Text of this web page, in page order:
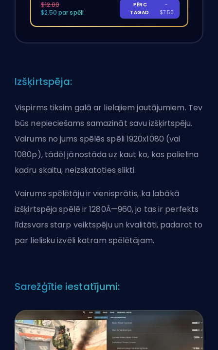
$12.00
$2.50 par spēli
PĒRC
TAGAD
-
$7.50
Izšķirtspēja:
Vispirms tiksim galā ar lielajiem jautājumiem. Tev
būs nepieciešams samazināt savu izšķirtspēju.
Vairums no jums spēlēs spēli 1920x1080 (vai
1080p), tādēļ jānostāda uz kaut ko, kas palielina
kadru skaitu, neizskatoties slikti.
Vairums spēlētāju ir vienisprātis, ka labākā
izšķirtspēja spēlē ir 1280Â—960, jo tas ir perfekts
līdzsvars starp veiktspēju un kvalitāti, padarot to
par lielisku izvēli katram spēlētājam.
Sarežģītie iestatījumi: